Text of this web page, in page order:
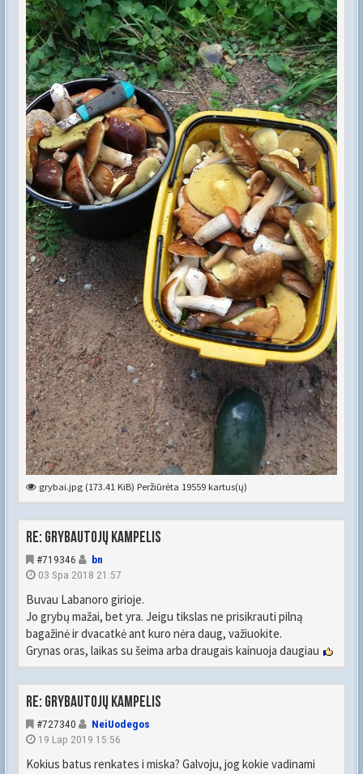
grybai.jpg (173.41 KiB) Peržiūrėta 19559 kartus(ų)
Re: Grybautojų kampelis
#719346
bn
03 Spa 2018 21:57
Buvau Labanoro girioje.
Jo grybų mažai, bet yra. Jeigu tikslas ne prisikrauti pilną
bagažinė ir dvacatkė ant kuro nėra daug, važiuokite.
Grynas oras, laikas su šeima arba draugais kainuoja daugiau
Re: Grybautojų kampelis
#727340
NeiUodegos
19 Lap 2019 15:56
Kokius batus renkates i miska? Galvoju, jog kokie vadinami